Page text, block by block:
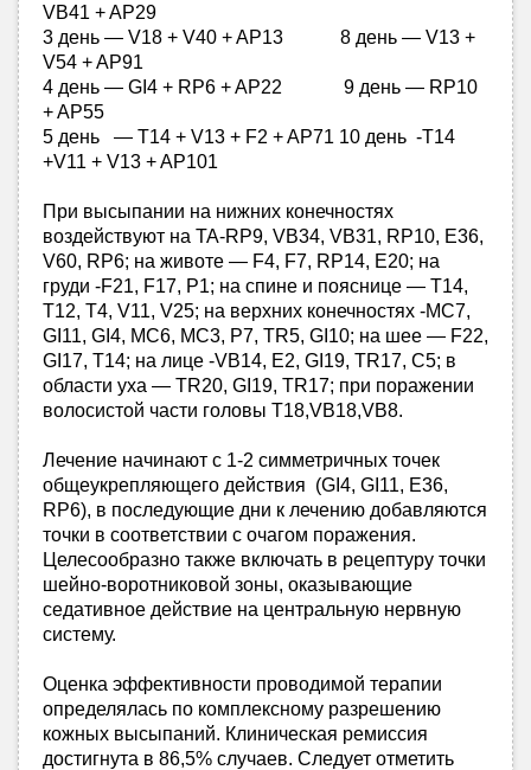
VB41 + AP29
3 день — V18 + V40 + AP13 8 день — V13 +
V54 + AP91
4 день — GI4 + RP6 + AP22 9 день — RP10
+ AP55
5 день — T14 + V13 + F2 + AP71 10 день -T14
+V11 + V13 + AP101
При высыпании на нижних конечностях
воздействуют на ТА-RP9, VB34, VB31, RP10, E36,
V60, RP6; на животе — F4, F7, RP14, E20; на
груди -F21, F17, P1; на спине и пояснице — T14,
T12, T4, V11, V25; на верхних конечностях -MC7,
GI11, GI4, MC6, MC3, P7, TR5, GI10; на шее — F22,
GI17, T14; на лице -VB14, E2, GI19, TR17, C5; в
области уха — TR20, GI19, TR17; при поражении
волосистой части головы T18,VB18,VB8.
Лечение начинают с 1-2 симметричных точек
общеукрепляющего действия (GI4, GI11, E36,
RP6), в последующие дни к лечению добавляются
точки в соответствии с очагом поражения.
Целесообразно также включать в рецептуру точки
шейно-воротниковой зоны, оказывающие
седативное действие на центральную нервную
систему.
Оценка эффективности проводимой терапии
определялась по комплексному разрешению
кожных высыпаний. Клиническая ремиссия
достигнута в 86,5% случаев. Следует отметить